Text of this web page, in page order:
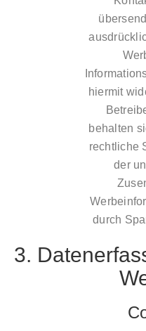
hiermit
behalten
rechtliche
der
durch
3.